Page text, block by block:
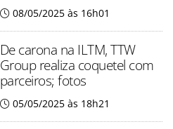
08/05/2025 às 16h01
De carona na ILTM, TTW
Group realiza coquetel com
parceiros; fotos
05/05/2025 às 18h21